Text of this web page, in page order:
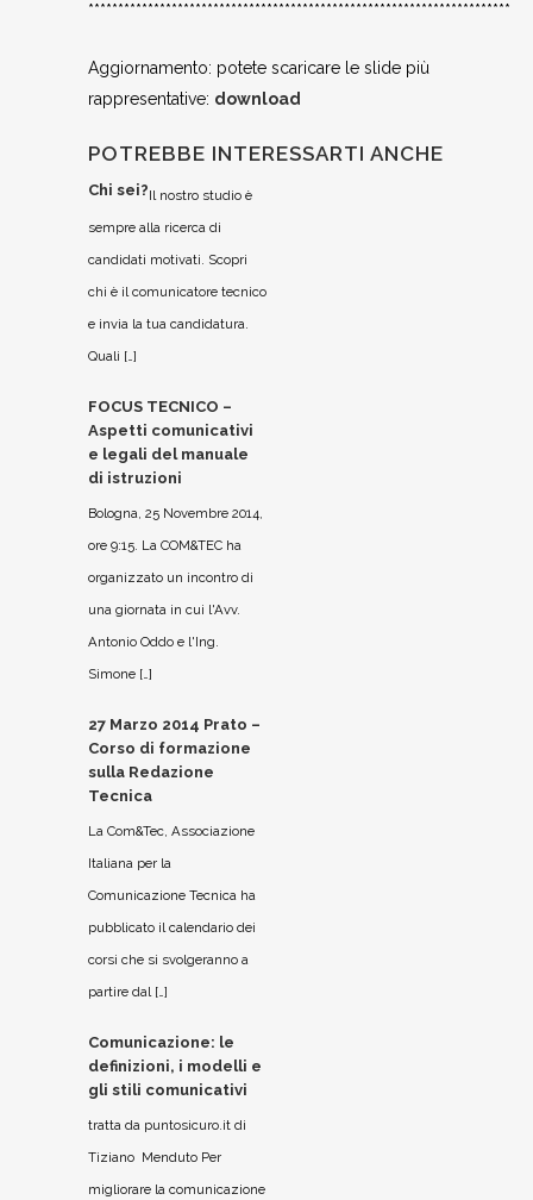
***********************************************************************
Aggiornamento: potete scaricare le slide più
rappresentative: download
POTREBBE INTERESSARTI ANCHE
Chi sei?Il nostro studio è
sempre alla ricerca di
candidati motivati. Scopri
chi è il comunicatore tecnico
e invia la tua candidatura.
Quali […]
FOCUS TECNICO –
Aspetti comunicativi
e legali del manuale
di istruzioni
Bologna, 25 Novembre 2014,
ore 9:15. La COM&TEC ha
organizzato un incontro di
una giornata in cui l'Avv.
Antonio Oddo e l'Ing.
Simone […]
27 Marzo 2014 Prato –
Corso di formazione
sulla Redazione
Tecnica
La Com&Tec, Associazione
Italiana per la
Comunicazione Tecnica ha
pubblicato il calendario dei
corsi che si svolgeranno a
partire dal […]
Comunicazione: le
definizioni, i modelli e
gli stili comunicativi
tratta da puntosicuro.it di
Tiziano Menduto Per
migliorare la comunicazione